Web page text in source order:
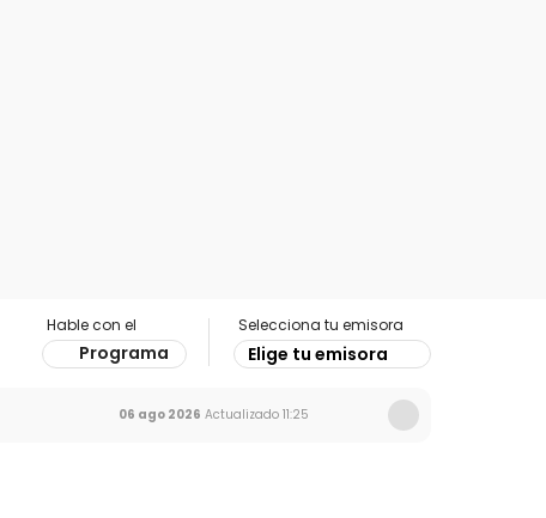
Hable con el
Programa
Selecciona tu emisora
Elige tu emisora
06 ago 2026 Actualizado 11:25